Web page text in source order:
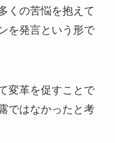
くの苦悩を抱えて
を発言という形で
変革を促すことで
ではなかったと考